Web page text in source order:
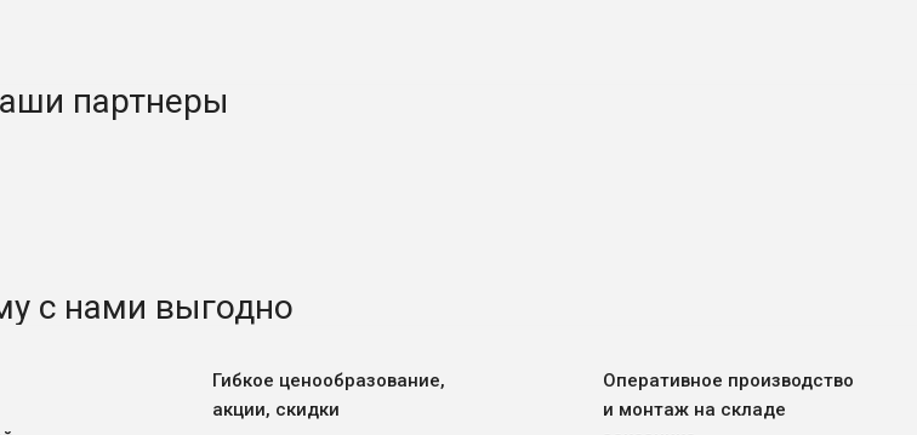
партнеры
с нами выгодно
Гибкое ценообразование,
акции, скидки
Оперативное производство
и монтаж на складе